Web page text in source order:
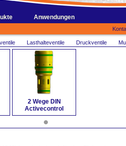
Anwendungen
Lasthalteventile Druckventile
2 Wege DIN
Activecontrol